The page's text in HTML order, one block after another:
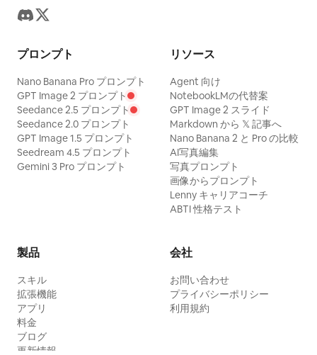
プロンプト
Nano Banana Pro プロンプト
GPT Image 2 プロンプト
Seedance 2.5 プロンプト
Seedance 2.0 プロンプト
GPT Image 1.5 プロンプト
Seedream 4.5 プロンプト
Gemini 3 Pro プロンプト
リソース
Agent 向け
NotebookLMの代替案
GPT Image 2 スライド
Markdown から 𝕏 記事へ
Nano Banana 2 と Pro の比較
AI写真編集
写真プロンプト
画像からプロンプト
Lenny キャリアコーチ
ABTI 性格テスト
製品
スキル
拡張機能
アプリ
料金
ブログ
更新情報
会社
お問い合わせ
プライバシーポリシー
利用規約